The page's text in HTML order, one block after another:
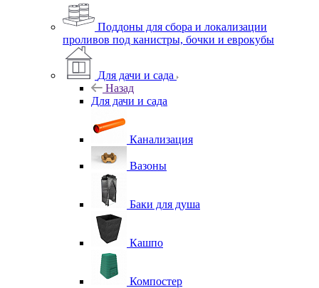
Поддоны для сбора и локализации
проливов под канистры, бочки и еврокубы
Для дачи и сада
Назад
Для дачи и сада
Канализация
Вазоны
Баки для душа
Кашпо
Компостер